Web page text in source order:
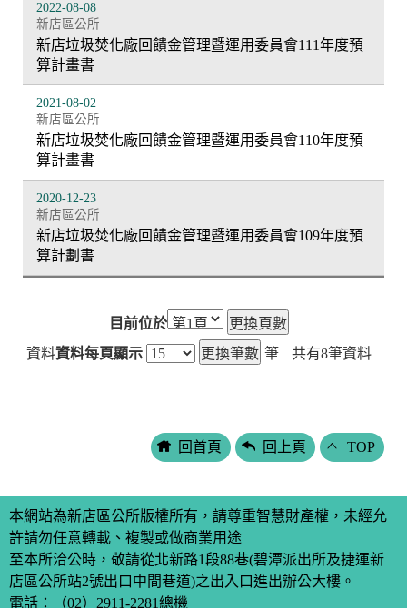
新店垃圾焚化廠回饋金管理暨運用委員會111年度預
算計畫書
新店區公所
2022-08-08
新店垃圾焚化廠回饋金管理暨運用委員會110年度預
算計畫書
新店區公所
2021-08-02
新店垃圾焚化廠回饋金管理暨運用委員會109年度預
算計劃書
新店區公所
2020-12-23
目前位於
資料資料每頁顯示 筆 共有8筆資料
回首頁 回上頁 TOP
本網站為新店區公所版權所有，請尊重智慧財產權，未經允
許請勿任意轉載、複製或做商業用途
至本所洽公時，敬請從北新路1段88巷(碧潭派出所及捷運新
店區公所站2號出口中間巷道)之出入口進出辦公大樓。
電話：
（02）2911-2281總機